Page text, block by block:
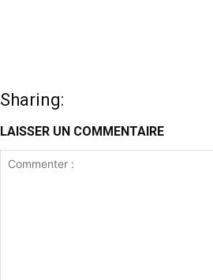
Sharing:
LAISSER UN COMMENTAIRE